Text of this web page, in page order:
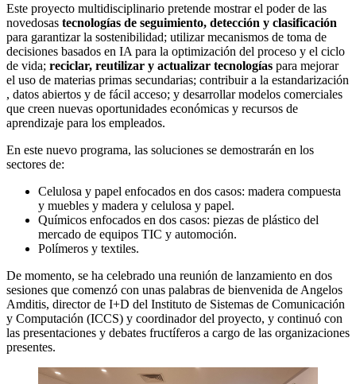
Este proyecto multidisciplinario pretende mostrar el poder de las
novedosas tecnologías de seguimiento, detección y clasificación
para garantizar la sostenibilidad; utilizar mecanismos de toma de
decisiones basados en IA para la optimización del proceso y el ciclo
de vida; reciclar, reutilizar y actualizar tecnologías para mejorar
el uso de materias primas secundarias; contribuir a la estandarización
, datos abiertos y de fácil acceso; y desarrollar modelos comerciales
que creen nuevas oportunidades económicas y recursos de
aprendizaje para los empleados.
En este nuevo programa, las soluciones se demostrarán en los
sectores de:
Celulosa y papel enfocados en dos casos: madera compuesta
y muebles y madera y celulosa y papel.
Químicos enfocados en dos casos: piezas de plástico del
mercado de equipos TIC y automoción.
Polímeros y textiles.
De momento, se ha celebrado una reunión de lanzamiento en dos
sesiones que comenzó con unas palabras de bienvenida de Angelos
Amditis, director de I+D del Instituto de Sistemas de Comunicación
y Computación (ICCS) y coordinador del proyecto, y continuó con
las presentaciones y debates fructíferos a cargo de las organizaciones
presentes.